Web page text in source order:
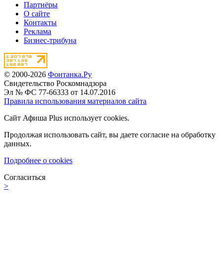
Партнёры
О сайте
Контакты
Реклама
Бизнес-трибуна
© 2000-2026 Фонтанка.Ру
Свидетельство Роскомнадзора
Эл № ФС 77-66333 от 14.07.2016
Правила использования материалов сайта
Сайт Афиша Plus использует cookies.
Продолжая использовать сайт, вы даете согласие на обработку
данных.
Подробнее о cookies
Согласиться
>